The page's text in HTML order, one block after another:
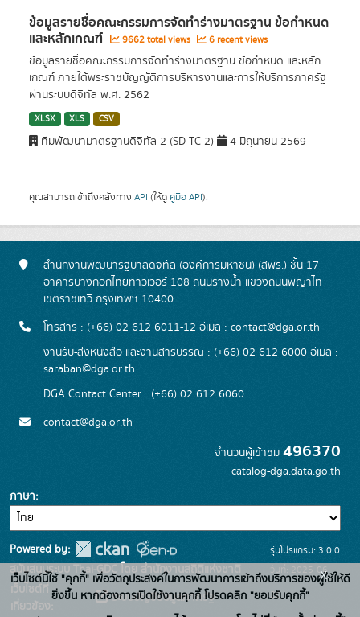
ข้อมูลรายชื่อคณะกรรมการจัดทำร่างมาตรฐาน ข้อกำหนด
และหลักเกณฑ์ 9662 total views 6 recent views
ข้อมูลรายชื่อคณะกรรมการจัดทำร่างมาตรฐาน ข้อกำหนด และหลัก
เกณฑ์ ภายใต้พระราชบัญญัติการบริหารงานและการให้บริการภาครัฐ
ผ่านระบบดิจิทัล พ.ศ. 2562
XLSX XLS CSV
ทีมพัฒนามาตรฐานดิจิทัล 2 (SD-TC 2) 4 มิถุนายน 2569
คุณสามารถเข้าถึงคลังทาง API (ให้ดู คู่มือ API).
สำนักงานพัฒนารัฐบาลดิจิทัล (องค์การมหาชน) (สพร.) ชั้น 17
อาคารบางกอกไทยทาวเวอร์ 108 ถนนรางน้ำ แขวงถนนพญาไท
เขตราชเทวี กรุงเทพฯ 10400
โทรสาร : (+66) 02 612 6011-12 อีเมล : contact@dga.or.th
งานรับ-ส่งหนังสือ และงานสารบรรณ : (+66) 02 612 6000 อีเมล :
saraban@dga.or.th
DGA Contact Center : (+66) 02 612 6060
contact@dga.or.th
จำนวนผู้เข้าชม 496370
catalog-dga.data.go.th
ภาษา
Powered by:
สนับสนุนระบบ Thai-GDC โดย สำนักงานสถิติแห่งชาติ
เว็บไซต์ที่
เกี่ยวข้อง:
ระบบบัญชีข้อมูลภาครัฐ
รุ่นโปรแกรม: 3.0.0
วันที่: 2025-06-
26
เว็บไซต์นี้ใช้ "คุกกี้" เพื่อวัตถุประสงค์ในการพัฒนาการเข้าถึงบริการของผู้ใช้ให้ดี
ยิ่งขึ้น หากต้องการเปิดใช้งานคุกกี้ โปรดคลิก "ยอมรับคุกกี้"
x